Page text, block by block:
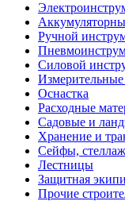
Ручной
Силовой
Оснастка
Расходные
Садовые и
Хранение и
Сейфы,
Лестницы
Защитная
Прочие